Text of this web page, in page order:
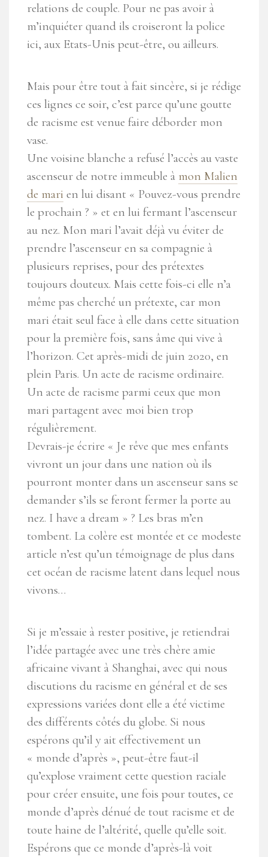
relations de couple. Pour ne pas avoir à
m’inquiéter quand ils croiseront la police
ici, aux Etats-Unis peut-être, ou ailleurs.
Mais pour être tout à fait sincère, si je rédige
ces lignes ce soir, c’est parce qu’une goutte
de racisme est venue faire déborder mon
vase.
Une voisine blanche a refusé l’accès au vaste
ascenseur de notre immeuble à mon Malien
de mari en lui disant « Pouvez-vous prendre
le prochain ? » et en lui fermant l’ascenseur
au nez. Mon mari l’avait déjà vu éviter de
prendre l’ascenseur en sa compagnie à
plusieurs reprises, pour des prétextes
toujours douteux. Mais cette fois-ci elle n’a
même pas cherché un prétexte, car mon
mari était seul face à elle dans cette situation
pour la première fois, sans âme qui vive à
l’horizon. Cet après-midi de juin 2020, en
plein Paris. Un acte de racisme ordinaire.
Un acte de racisme parmi ceux que mon
mari partagent avec moi bien trop
régulièrement.
Devrais-je écrire « Je rêve que mes enfants
vivront un jour dans une nation où ils
pourront monter dans un ascenseur sans se
demander s’ils se feront fermer la porte au
nez. I have a dream » ? Les bras m’en
tombent. La colère est montée et ce modeste
article n’est qu’un témoignage de plus dans
cet océan de racisme latent dans lequel nous
vivons…
Si je m’essaie à rester positive, je retiendrai
l’idée partagée avec une très chère amie
africaine vivant à Shanghai, avec qui nous
discutions du racisme en général et de ses
expressions variées dont elle a été victime
des différents côtés du globe. Si nous
espérons qu’il y ait effectivement un
« monde d’après », peut-être faut-il
qu’explose vraiment cette question raciale
pour créer ensuite, une fois pour toutes, ce
monde d’après dénué de tout racisme et de
toute haine de l’altérité, quelle qu’elle soit.
Espérons que ce monde d’après-là voit